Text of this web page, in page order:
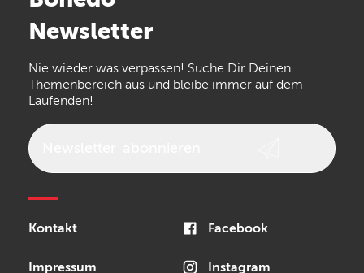
Arturia
the t.bone
Walrus Audio Epiphone
Newsletter
Nie wieder was verpassen! Suche Dir Deinen
Themenbereich aus und bleibe immer auf dem
Laufenden!
Kontakt
Impressum
Facebook
Instagram